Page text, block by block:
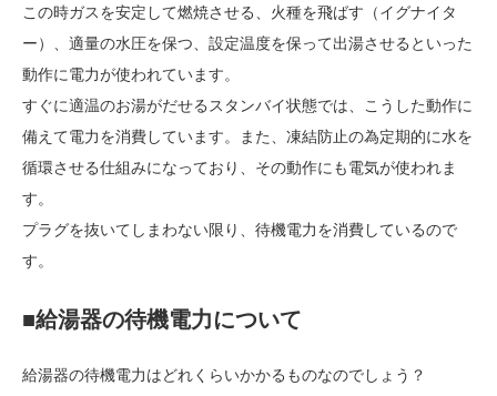
この時ガスを安定して燃焼させる、火種を飛ばす（イグナイタ
ー）、適量の水圧を保つ、設定温度を保って出湯させるといった
動作に電力が使われています。
すぐに適温のお湯がだせるスタンバイ状態では、こうした動作に
備えて電力を消費しています。また、凍結防止の為定期的に水を
循環させる仕組みになっており、その動作にも電気が使われま
す。
プラグを抜いてしまわない限り、待機電力を消費しているので
す。
■給湯器の待機電力について
給湯器の待機電力はどれくらいかかるものなのでしょう？